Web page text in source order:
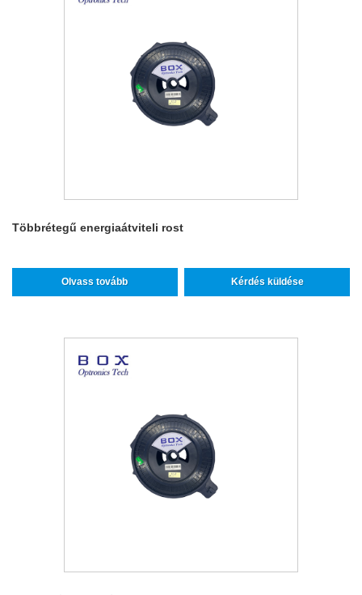
Többrétegű energiaátviteli rost
Olvass tovább Kérdés küldése